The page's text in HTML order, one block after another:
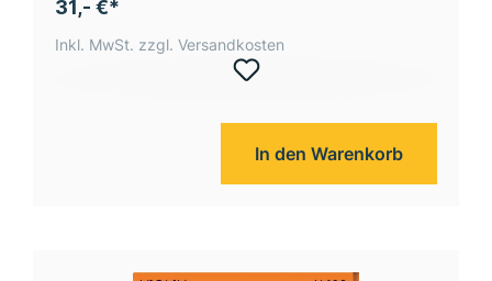
31,- €*
Inkl. MwSt. zzgl. Versandkosten
In den Warenkorb